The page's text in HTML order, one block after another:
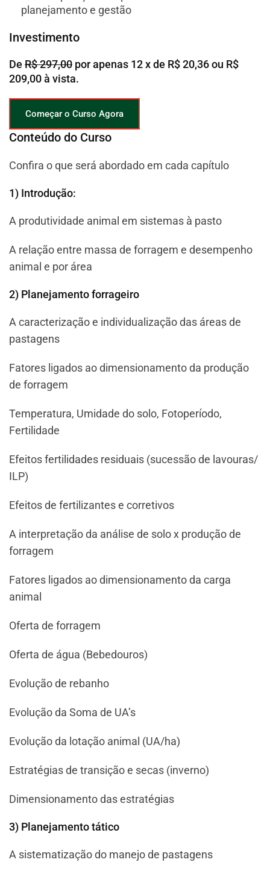
planejamento e gestão
Investimento
De R$ 297,00 por apenas 12 x de R$ 20,36 ou R$
209,00 à vista.
Começar o Curso Agora
Conteúdo do Curso
Confira o que será abordado em cada capítulo
1) Introdução:
A produtividade animal em sistemas à pasto
A relação entre massa de forragem e desempenho
animal e por área
2) Planejamento forrageiro
A caracterização e individualização das áreas de
pastagens
Fatores ligados ao dimensionamento da produção
de forragem
Temperatura, Umidade do solo, Fotoperíodo,
Fertilidade
Efeitos fertilidades residuais (sucessão de lavouras/
ILP)
Efeitos de fertilizantes e corretivos
A interpretação da análise de solo x produção de
forragem
Fatores ligados ao dimensionamento da carga
animal
Oferta de forragem
Oferta de água (Bebedouros)
Evolução de rebanho
Evolução da Soma de UA’s
Evolução da lotação animal (UA/ha)
Estratégias de transição e secas (inverno)
Dimensionamento das estratégias
3) Planejamento tático
A sistematização do manejo de pastagens